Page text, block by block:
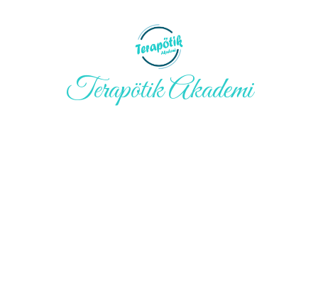
Terapötik Akademi